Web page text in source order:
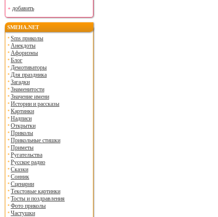
добавить
SMEHA.NET
Sms приколы
Анекдоты
Афоризмы
Блог
Демотиваторы
Для праздника
Загадки
Знаменитости
Значение имени
Истории и рассказы
Картинки
Надписи
Открытки
Приколы
Прикольные стишки
Приметы
Ругательства
Русское радио
Сказки
Сонник
Сценарии
Текстовые картинки
Тосты и поздравления
Фото приколы
Частушки